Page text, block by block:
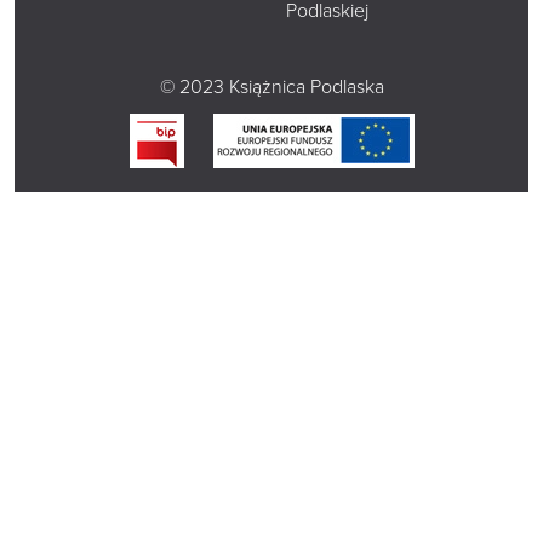
Podlaskiej
© 2023 Książnica Podlaska